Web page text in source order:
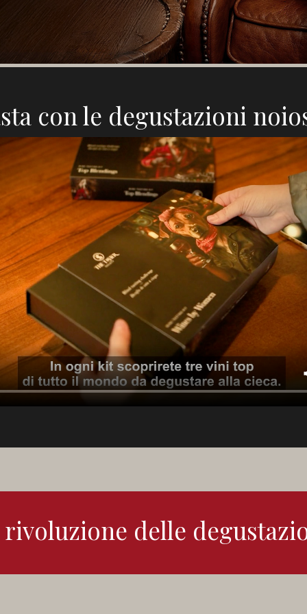
con le degustazioni
rivoluzione delle